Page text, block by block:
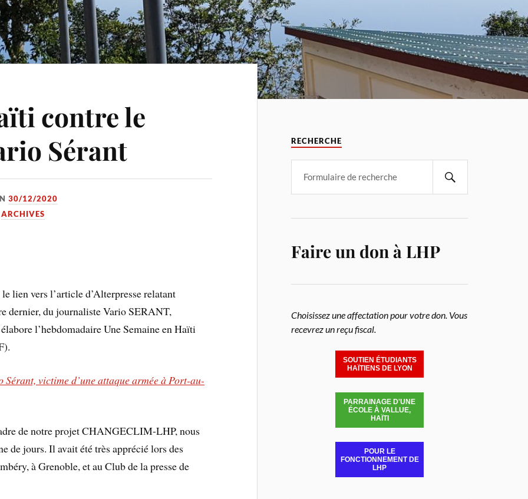
contre le
Sérant
30/12/2020
ARCHIVES
lien vers l’article d’Alterpresse relatant
dernier, du journaliste Vario SERANT,
l’hebdomadaire Une Semaine en Haïti
victime d’une attaque armée à Port-au-
de notre projet CHANGECLIM-LHP, nous
de jours. Il avait été très apprécié lors des
à Grenoble, et au Club de la presse de
RECHERCHE
Faire un don à LHP
Choisissez une affectation pour votre don. Vous
recevrez un reçu fiscal.
SOUTIEN ÉTUDIANTS
HAÏTIENS DE LYON
PARRAINAGE D'UNE
ÉCOLE À VALLUE,
HAÏTI
POUR LE
FONCTIONNEMENT DE
LHP